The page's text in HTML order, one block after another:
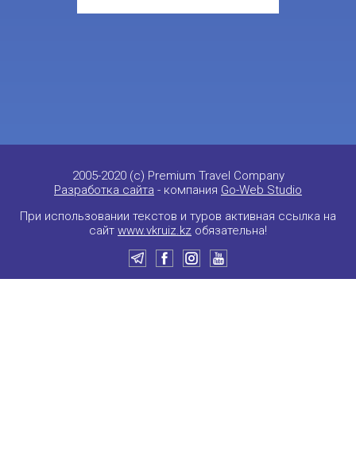
2005-2020 (c) Premium Travel Company
Разработка сайта - компания Go-Web Studio
При использовании текстов и туров активная ссылка на
сайт www.vkruiz.kz обязательна!